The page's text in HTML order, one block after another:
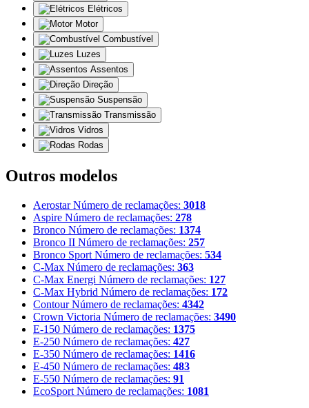
Elétricos
Motor
Combustível
Luzes
Assentos
Direção
Suspensão
Transmissão
Vidros
Rodas
Outros modelos
Aerostar Número de reclamações: 3018
Aspire Número de reclamações: 278
Bronco Número de reclamações: 1374
Bronco II Número de reclamações: 257
Bronco Sport Número de reclamações: 534
C-Max Número de reclamações: 363
C-Max Energi Número de reclamações: 127
C-Max Hybrid Número de reclamações: 172
Contour Número de reclamações: 4342
Crown Victoria Número de reclamações: 3490
E-150 Número de reclamações: 1375
E-250 Número de reclamações: 427
E-350 Número de reclamações: 1416
E-450 Número de reclamações: 483
E-550 Número de reclamações: 91
EcoSport Número de reclamações: 1081